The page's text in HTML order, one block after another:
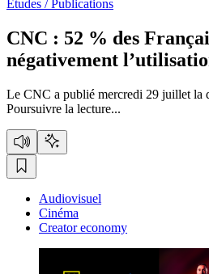
Etudes / Publications
CNC : 52 % des
négativement
Le CNC a publié mercredi 29 juillet la
Poursuivre la lecture...
Audiovisuel
Cinéma
Creator economy